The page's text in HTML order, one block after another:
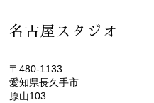
名古屋スタジオ
(EMOTOP名古屋)
〒480-1133
愛知県長久手市
原山103